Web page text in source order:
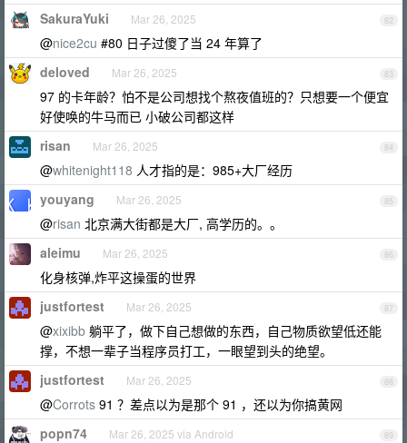
82
SakuraYuki Mar 26, 2025
@nice2cu #80 日子过傻了当 24 年算了
83
deloved Mar 26, 2025
97 的卡年龄？怕不是公司想找个熬夜值班的？只想要一个便宜
好使唤的牛马而已 小破公司都这样
84
risan Mar 26, 2025
@whitenight118 人才指的是：985+大厂经历
85
youyang Mar 26, 2025
@risan 北京满大街都是大厂, 高学历的。。
86
aleimu Mar 26, 2025
化身核弹,炸平这操蛋的世界
87
justfortest Mar 26, 2025
@xixibb 躺平了，做下自己想做的东西，自己物质欲望低还能
撑，不想一辈子当程序员打工，一眼望到头的绝望。
88
justfortest Mar 26, 2025
@Corrots 91 ？差点以为是那个 91 ，还以为你搞黄网
89
popn74 Mar 26, 2025 via Android